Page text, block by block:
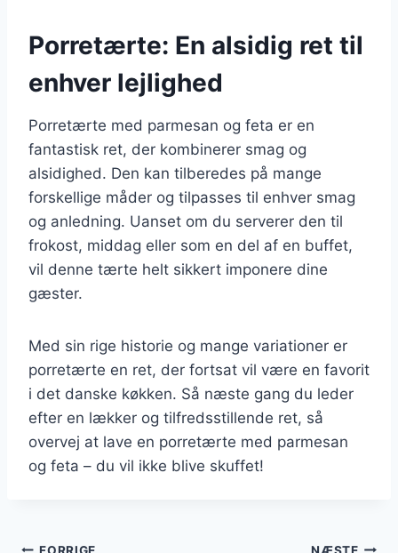
Porretærte: En alsidig ret til
enhver lejlighed
Porretærte med parmesan og feta er en
fantastisk ret, der kombinerer smag og
alsidighed. Den kan tilberedes på mange
forskellige måder og tilpasses til enhver smag
og anledning. Uanset om du serverer den til
frokost, middag eller som en del af en buffet,
vil denne tærte helt sikkert imponere dine
gæster.
Med sin rige historie og mange variationer er
porretærte en ret, der fortsat vil være en favorit
i det danske køkken. Så næste gang du leder
efter en lækker og tilfredsstillende ret, så
overvej at lave en porretærte med parmesan
og feta – du vil ikke blive skuffet!
FORRIGE NÆSTE